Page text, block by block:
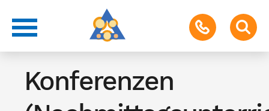
Termin für Schüler & Eltern
Konferenzen